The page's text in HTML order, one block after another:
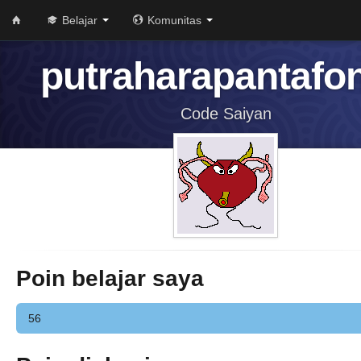
Belajar Komunitas
Code Saiyan
Poin belajar saya
56